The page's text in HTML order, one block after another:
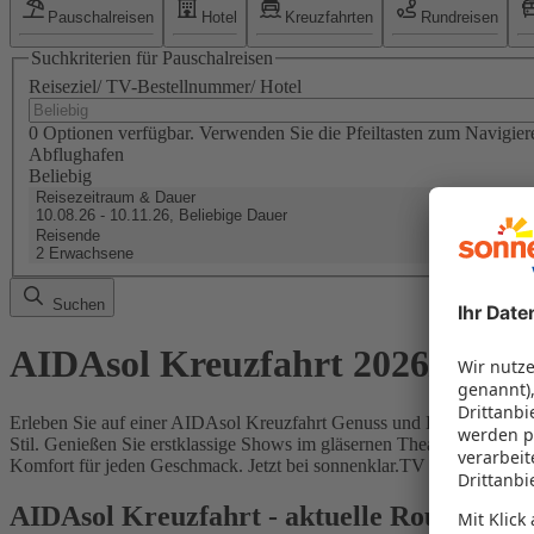
Pauschalreisen Hotel Kreuzfahrten Rundreisen
Suchkriterien für Pauschalreisen
Reiseziel/ TV-Bestellnummer/ Hotel
0 Optionen verfügbar. Verwenden Sie die Pfeiltasten zum
Abflughafen
Beliebig
Reisezeitraum & Dauer
10.08.26 - 10.11.26, Beliebige Dauer
Reisende
2 Erwachsene
Suchen
AIDAsol Kreuzfahrt 2026/2027
Erleben Sie auf einer AIDAsol Kreuzfahrt Genuss und Erholung
Stil. Genießen Sie erstklassige Shows im gläsernen Theatrium oder
Komfort für jeden Geschmack. Jetzt bei sonnenklar.TV für 2026/
AIDAsol Kreuzfahrt - aktuelle Route &